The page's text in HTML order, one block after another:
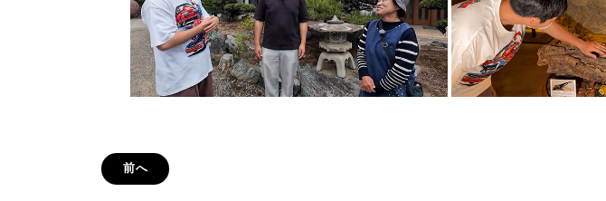
前へ